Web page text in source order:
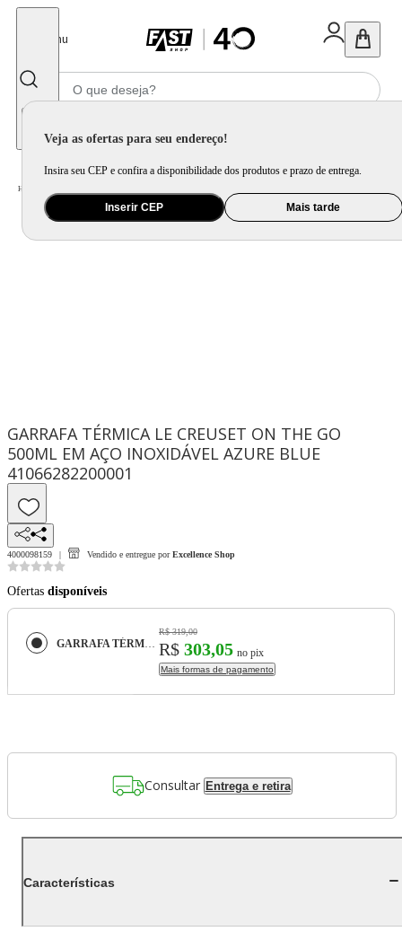
Menu
Veja as ofertas para seu endereço!
Insira seu CEP e confira a disponibilidade dos produtos e prazo de entrega.
Inserir CEP Mais tarde
Home
GARRAFA TÉRMICA LE CREUSET ON THE GO
500ML EM AÇO INOXIDÁVEL AZURE BLUE
41066282200001
4000098159 Vendido e entregue por Excellence Shop
Ofertas disponíveis
GARRAFA TÉRMICA LE CREUSET ON THE GO 500ML EM AÇO INOXIDÁVEL AZURE BLUE 41066282200001
R$ 319,00
R$ 303,05 no pix
Mais formas de pagamento
Consultar Entrega e retira
Características